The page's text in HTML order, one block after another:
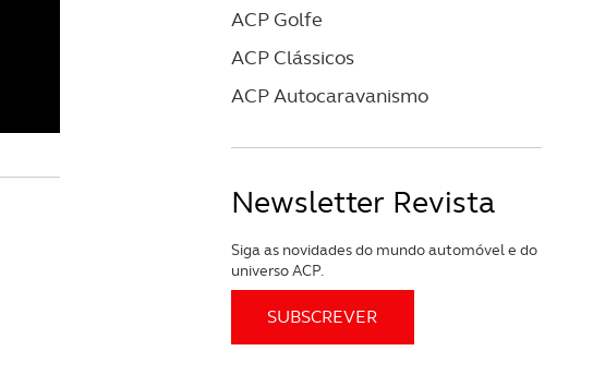
ACP Golfe
ACP Clássicos
ACP Autocaravanismo
Newsletter Revista
Siga as novidades do mundo automóvel e do
universo ACP.